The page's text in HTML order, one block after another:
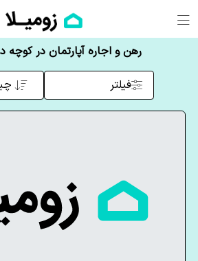
رهن و اجاره آپارتمان در کوچه
فیلتر